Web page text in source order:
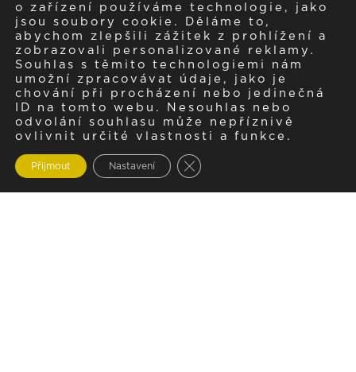
o zařízení používáme technologie, jako
jsou soubory cookie. Děláme to,
abychom zlepšili zážitek z prohlížení a
zobrazovali personalizované reklamy.
Souhlas s těmito technologiemi nám
umožní zpracovávat údaje, jako je
chování při procházení nebo jedinečná
ID na tomto webu. Nesouhlas nebo
odvolání souhlasu může nepříznivě
ovlivnit určité vlastnosti a funkce.
Přijmout Nastavení Zavřít cookie lištu GDPR